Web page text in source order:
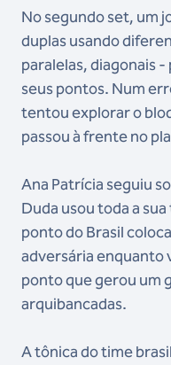
No segundo set, um
duplas usando
paralelas, diagonais
seus pontos. Num
tentou explorar o
passou à frente no
Ana Patrícia seguiu
Duda usou toda a
ponto do Brasil
adversária enquanto
ponto que gerou um
arquibancadas.
A tônica do time